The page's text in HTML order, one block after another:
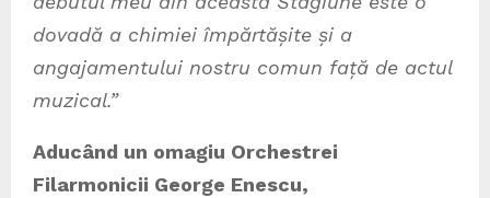
dovadă a chimiei împărtășite și a
angajamentului nostru comun față de actul
muzical.”
Aducând un omagiu Orchestrei
Filarmonicii George Enescu,